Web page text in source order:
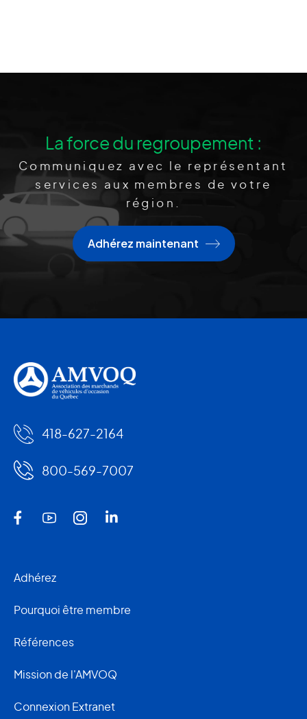
La force du regroupement :
Communiquez avec le représentant
services aux membres de votre
région.
Adhérez maintenant
418-627-2164
800-569-7007
Adhérez
Pourquoi être membre
Références
Mission de l'AMVOQ
Connexion Extranet